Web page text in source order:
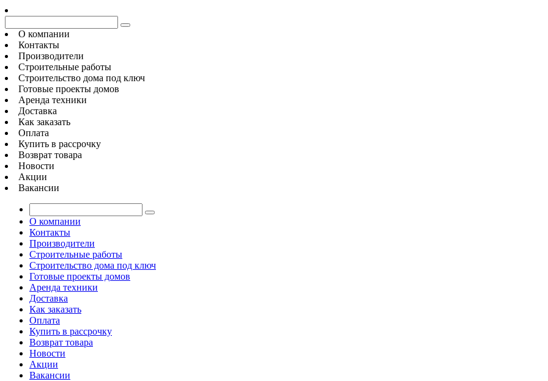
О компании
Контакты
Производители
Строительные работы
Строительство дома под ключ
Готовые проекты домов
Аренда техники
Доставка
Как заказать
Оплата
Купить в рассрочку
Возврат товара
Новости
Акции
Вакансии
О компании
Контакты
Производители
Строительные работы
Строительство дома под ключ
Готовые проекты домов
Аренда техники
Доставка
Как заказать
Оплата
Купить в рассрочку
Возврат товара
Новости
Акции
Вакансии